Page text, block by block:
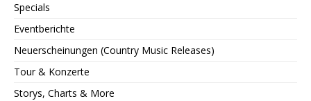
Specials
Eventberichte
Neuerscheinungen (Country Music Releases)
Tour & Konzerte
Storys, Charts & More